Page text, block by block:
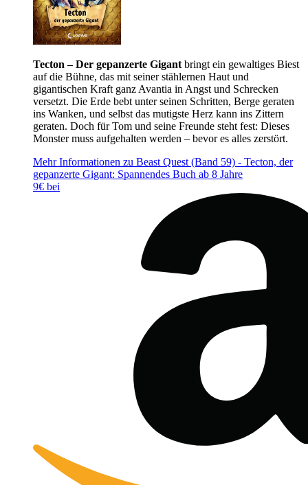
Tecton – Der gepanzerte Gigant bringt ein gewaltiges Biest
auf die Bühne, das mit seiner stählernen Haut und
gigantischen Kraft ganz Avantia in Angst und Schrecken
versetzt. Die Erde bebt unter seinen Schritten, Berge geraten
ins Wanken, und selbst das mutigste Herz kann ins Zittern
geraten. Doch für Tom und seine Freunde steht fest: Dieses
Monster muss aufgehalten werden – bevor es alles zerstört.
Mehr Informationen zu Beast Quest (Band 59) - Tecton, der
gepanzerte Gigant: Spannendes Buch ab 8 Jahre
9€ bei